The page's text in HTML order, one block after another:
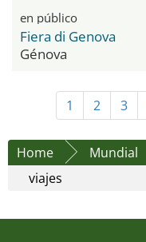
en público
Fiera di Genova
Génova
1 2 3
Home Mundial
viajes